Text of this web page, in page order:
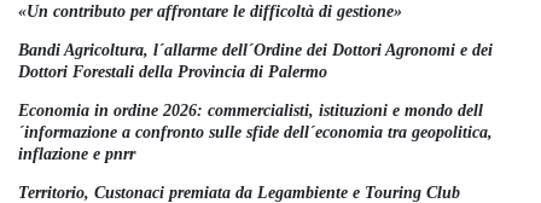
«Un contributo per affrontare le difficoltà di gestione»
Bandi Agricoltura, l´allarme dell´Ordine dei Dottori Agronomi e dei
Dottori Forestali della Provincia di Palermo
Economia in ordine 2026: commercialisti, istituzioni e mondo dell
´informazione a confronto sulle sfide dell´economia tra geopolitica,
inflazione e pnrr
Territorio, Custonaci premiata da Legambiente e Touring Club